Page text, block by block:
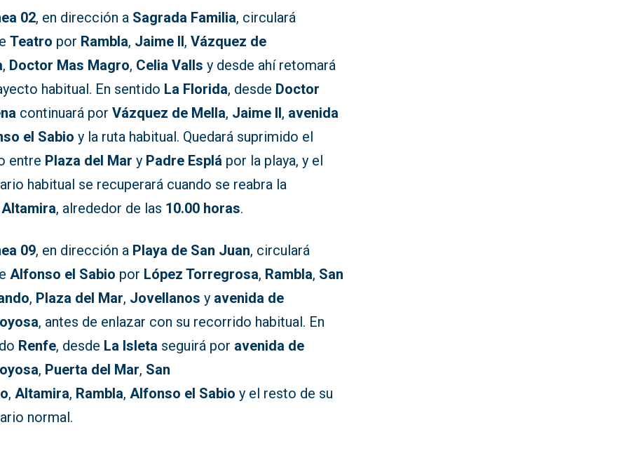
02, en dirección a Sagrada Familia, circulará
Teatro por Rambla, Jaime II,Vázquez de
, Doctor Mas Magro, Celia Valls y desde ahí retomará
habitual. En sentido La Florida, desde Doctor
continuará porVázquez de Mella, Jaime II, avenida
el Sabio y la ruta habitual. Quedará suprimido el
entre Plaza del Mar y Padre Esplá por la playa, y el
habitual se recuperará cuando se reabra la
Altamira, alrededor de las 10.00 horas.
09, en dirección a Playa de San Juan, circulará
Alfonso el Sabio por López Torregrosa, Rambla, San
, Plaza del Mar, Jovellanos y avenida de
, antes de enlazar con su recorrido habitual. En
Renfe, desde La Isleta seguirá por avenida de
, Puerta del Mar, San
,Altamira, Rambla,Alfonso el Sabio y el resto de su
normal.